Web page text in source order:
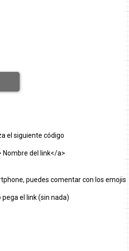
el siguiente código
Nombre del link</a>
puedes comentar con los emojis
el link (sin nada)